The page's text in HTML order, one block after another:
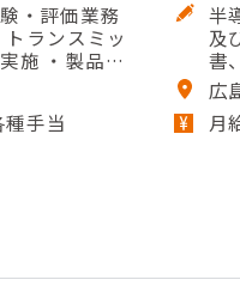
・評価業務
施 ・製品の
の強度の確
いかのチェ
取りまとめ
手当
半
及
書
な
半
力
広
月